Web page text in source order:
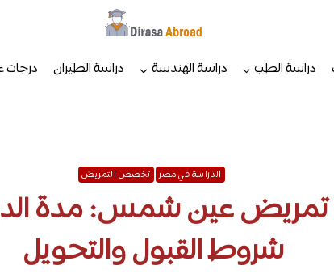
دراسة الطب دراسة الهندسة دراسة الطيران درجات
الدراسة في مصر تخصص التمريض
عين شمس: مدة
شروط القبول والتحويل